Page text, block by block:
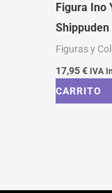
Figura Ino
Shippuden
Figuras y
17,95€ IVA
CARRITO